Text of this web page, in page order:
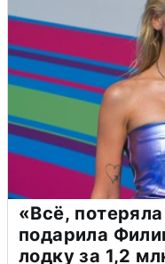
«Всё,
подарила
лодку за 1,2